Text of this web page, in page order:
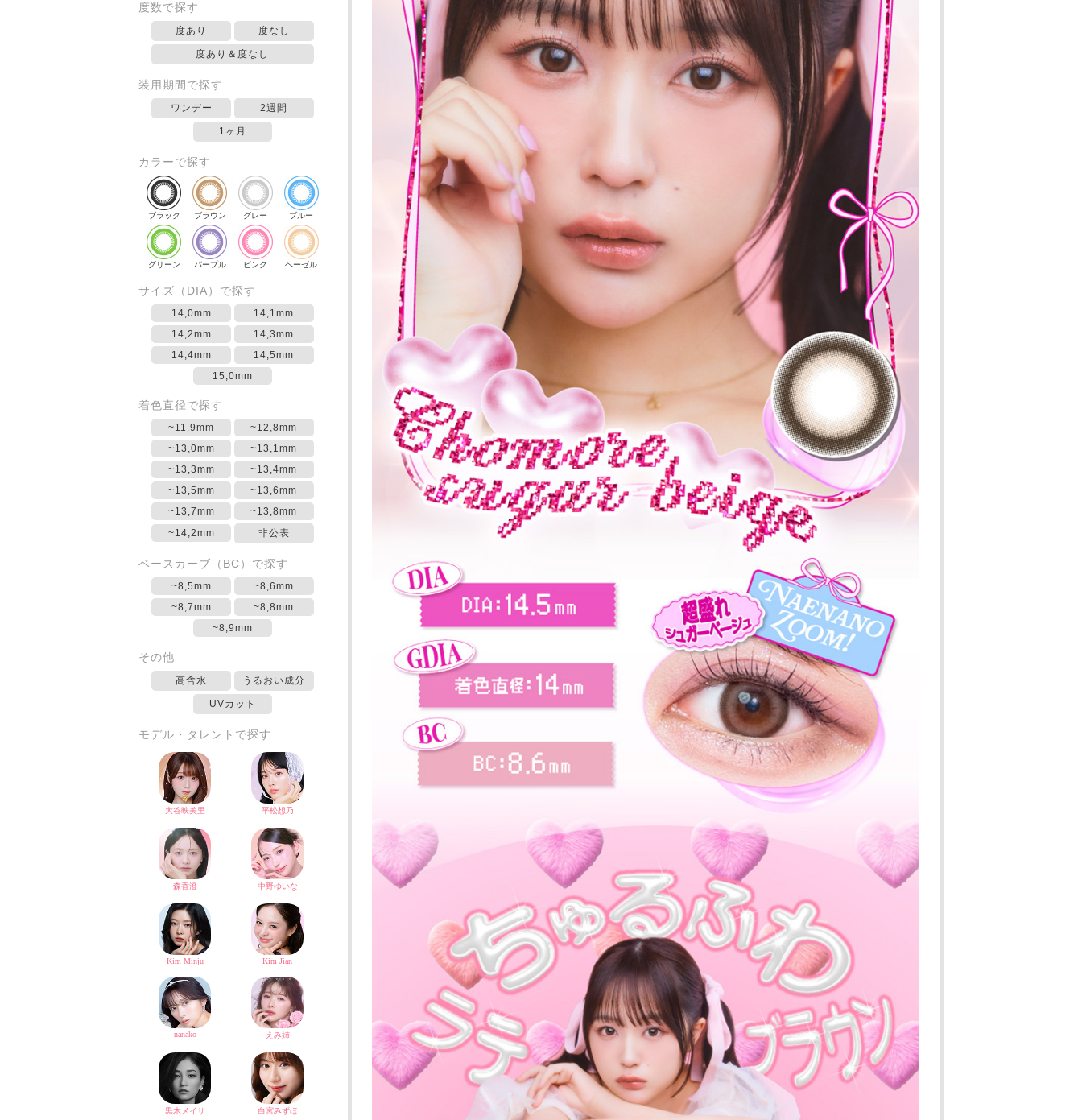
度数で探す
度あり 度なし
度あり＆度なし
装用期間で探す
ワンデー 2週間
1ヶ月
カラーで探す
ブラック ブラウン グレー ブルー
グリーン パープル ピンク ヘーゼル
サイズ（DIA）で探す
14,0mm
14,1mm
14,2mm
14,3mm
14,4mm
14,5mm
15,0mm
着色直径で探す
~11.9mm
~12,8mm
~13,0mm
~13,1mm
~13,3mm
~13,4mm
~13,5mm
~13,6mm
~13,7mm
~13,8mm
~14,2mm
非公表
ベースカーブ（BC）で探す
~8,5mm
~8,6mm
~8,7mm
~8,8mm
~8,9mm
その他
高含水 うるおい成分
UVカット
モデル・タレントで探す